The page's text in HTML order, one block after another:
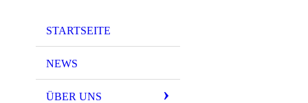
STARTSEITE
NEWS
ÜBER UNS